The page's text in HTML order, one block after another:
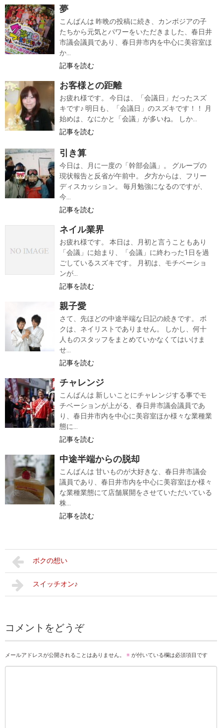
夢
こんばんは 昨晩の投稿に続き、カンボジアの子
たちから元気とパワーをいただきました、春日井
市議会議員であり、春日井市内を中心に美容室ほ
か...
記事を読む
お客様との距離
お疲れ様です。 今日は、「会議日」だったスズ
キです♪ 明日も、「会議日」のスズキです！！ 月
始めは、なにかと「会議」が多いね。 しか...
記事を読む
引き算
今日は、月に一度の「幹部会議」。 グループの
現状報告と反省が午前中。 夕方からは、フリー
ディスカッション。 毎月勉強になるのですが、
今...
記事を読む
ネイル業界
お疲れ様です。 本日は、月初と言うこともあり
「会議」に始まり、「会議」に終わった1日を過
ごしているスズキです。 月初は、モチベーショ
ンが...
記事を読む
親子愛
さて、先ほどの中途半端な日記の続きです。 ボ
クは、ネイリストでありません。 しかし、何十
人ものスタッフをまとめていかなくてはいけま
せ...
記事を読む
チャレンジ
こんばんは 新しいことにチャレンジする事でモ
チベーションが上がる、春日井市議会議員であ
り、春日井市内を中心に美容室ほか様々な業種業
態に...
記事を読む
中途半端からの脱却
こんばんは 甘いものが大好きな、春日井市議会
議員であり、春日井市内を中心に美容室ほか様々
な業種業態にて店舗展開をさせていただいている
株...
記事を読む
ボクの想い
スイッチオン♪
コメントをどうぞ
メールアドレスが公開されることはありません。 ※ が付いている欄は必須項目です